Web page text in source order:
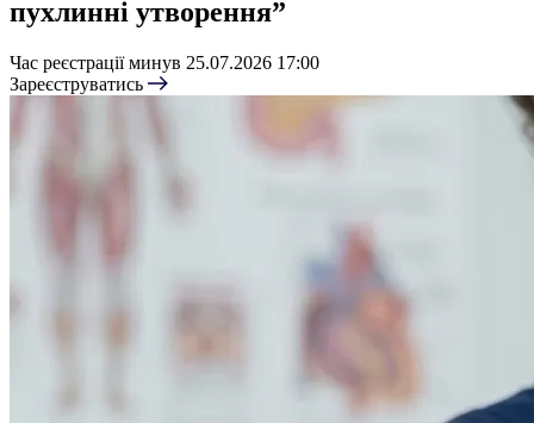
пухлинні утворення”
Час реєстрації минув 25.07.2026 17:00
Зареєструватись